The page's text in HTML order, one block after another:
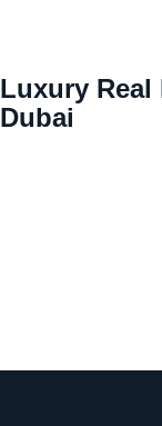
Luxury Real
Dubai